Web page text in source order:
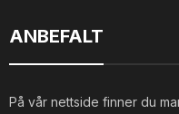
ANBEFALT
På vår nettside finner du